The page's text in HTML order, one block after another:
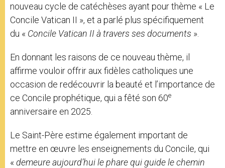
nouveau cycle de catéchèses ayant pour thème « Le
Concile Vatican II », et a parlé plus spécifiquement
du « Concile Vatican II à travers ses documents ».
En donnant les raisons de ce nouveau thème, il
affirme vouloir offrir aux fidèles catholiques une
occasion de redécouvrir la beauté et l’importance de
ce Concile prophétique, qui a fêté son 60e
anniversaire en 2025.
Le Saint-Père estime également important de
mettre en œuvre les enseignements du Concile, qui
« demeure aujourd’hui le phare qui guide le chemin